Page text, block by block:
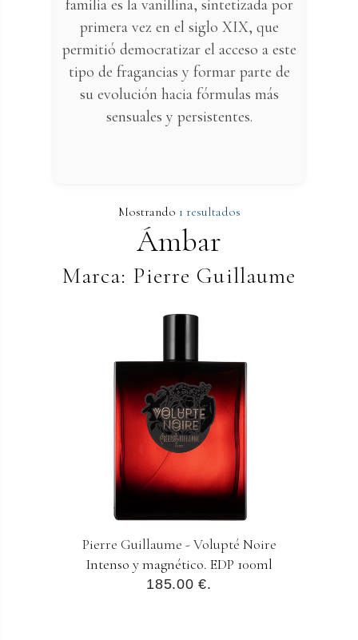
familia es la vanillina, sintetizada por
primera vez en el siglo XIX, que
permitió democratizar el acceso a este
tipo de fragancias y formar parte de
su evolución hacia fórmulas más
sensuales y persistentes.
Mostrando 1 resultados
Ámbar
Marca: Pierre Guillaume
Pierre Guillaume - Volupté Noire
Intenso y magnético. EDP 100ml
185.00 €.